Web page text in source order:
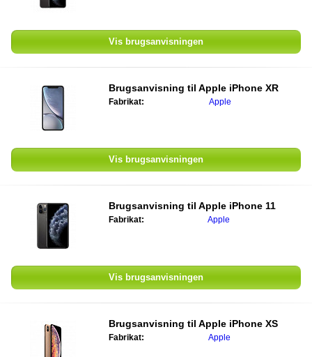
Vis brugsanvisningen
Brugsanvisning til Apple iPhone XR
Fabrikat: Apple
Vis brugsanvisningen
Brugsanvisning til Apple iPhone 11
Fabrikat: Apple
Vis brugsanvisningen
Brugsanvisning til Apple iPhone XS
Fabrikat: Apple